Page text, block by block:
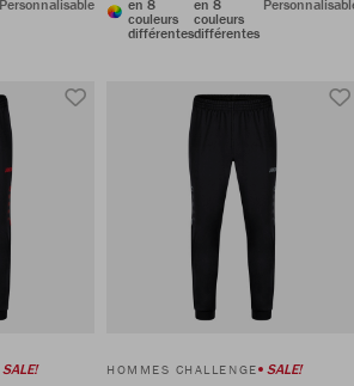
Personnalisable
en 8
couleurs
différentes
en 8
couleurs
différentes
SALE! HOMMES CHALLENGE SALE!